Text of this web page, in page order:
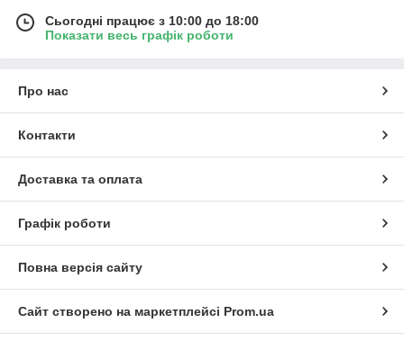
Сьогодні працює з 10:00 до 18:00
Показати весь графік роботи
Про нас
Контакти
Доставка та оплата
Графік роботи
Повна версія сайту
Сайт створено на маркетплейсі Prom.ua